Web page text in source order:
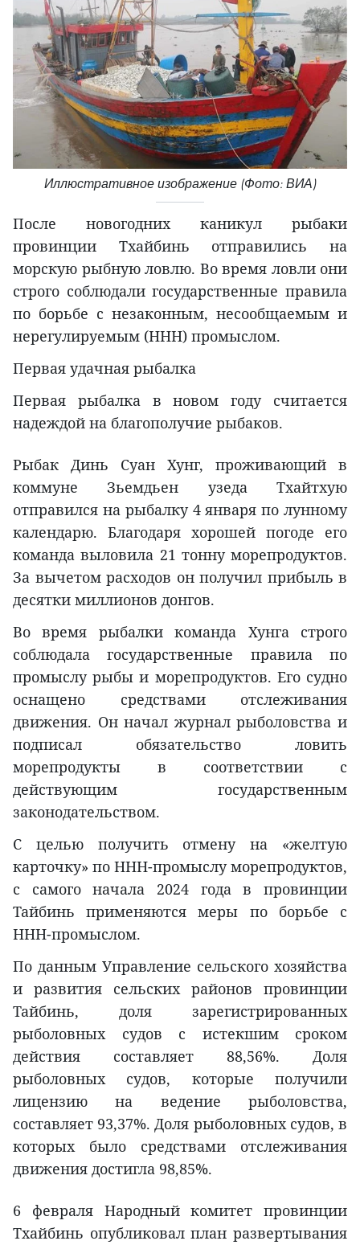
Иллюстративное изображение (Фото: ВИА)
После новогодних каникул рыбаки
провинции Тхайбинь отправились на
морскую рыбную ловлю. Во время ловли они
строго соблюдали государственные правила
по борьбе с незаконным, несообщаемым и
нерегулируемым (ННН) промыслом.
Первая удачная рыбалка
Первая рыбалка в новом году считается
надеждой на благополучие рыбаков.
Рыбак Динь Суан Хунг, проживающий в
коммуне Зьемдьен узеда Тхайтхую
отправился на рыбалку 4 января по лунному
календарю. Благодаря хорошей погоде его
команда выловила 21 тонну морепродуктов.
За вычетом расходов он получил прибыль в
десятки миллионов донгов.
Во время рыбалки команда Хунга строго
соблюдала государственные правила по
промыслу рыбы и морепродуктов. Его судно
оснащено средствами отслеживания
движения. Он начал журнал рыболовства и
подписал обязательство ловить
морепродукты в соответствии с
действующим государственным
законодательством.
С целью получить отмену на «желтую
карточку» по ННН-промыслу морепродуктов,
с самого начала 2024 года в провинции
Тайбинь применяются меры по борьбе с
ННН-промыслом.
По данным Управление сельского хозяйства
и развития сельских районов провинции
Тайбинь, доля зарегистрированных
рыболовных судов с истекшим сроком
действия составляет 88,56%. Доля
рыболовных судов, которые получили
лицензию на ведение рыболовства,
составляет 93,37%. Доля рыболовных судов, в
которых было средствами отслеживания
движения достигла 98,85%.
6 февраля Народный комитет провинции
Тхайбинь опубликовал план развертывания